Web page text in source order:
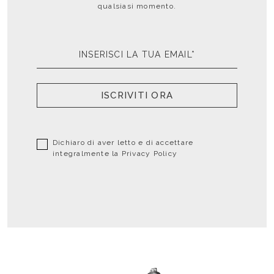
qualsiasi momento.
ISCRIVITI ORA
Dichiaro di aver letto e di accettare
integralmente la Privacy Policy